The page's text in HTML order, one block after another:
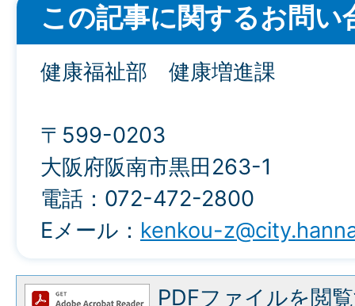
この記事に関するお問い
健康福祉部 健康増進課
〒599-0203
大阪府阪南市黒田263-1
電話：072-472-2800
Eメール： kenkou-
PDFファイルを閲